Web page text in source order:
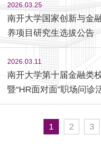
2026.03.25
南开大学国家创新与金
养项目研究生选拔公告
2026.03.11
南开大学第十届金融类
暨“HR面对面”职场问诊
1 2 3